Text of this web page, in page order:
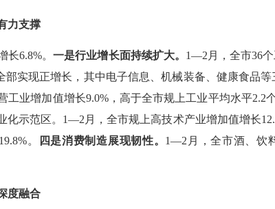
力支撑
长6.8%。一是行业增长面持续扩大。 1—2 月，全市36
部实现正增长，其中电子信息、机械装备、健康食品等
工业增加值增长9.0%，高于全市规上工业平均水平2.2
化示范区。 1—2 月，全市规上高技术产业增加值增长
19.8%。 四是消费制造展现韧性。 1—2 月，全市酒、饮
度融合